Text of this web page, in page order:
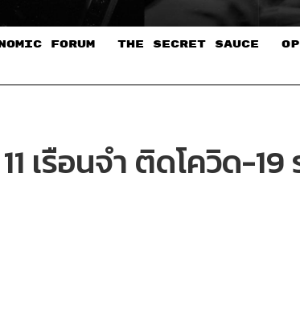
FORUM THE SECRET SAUCE​
เรือนจำ ติดโควิด-19